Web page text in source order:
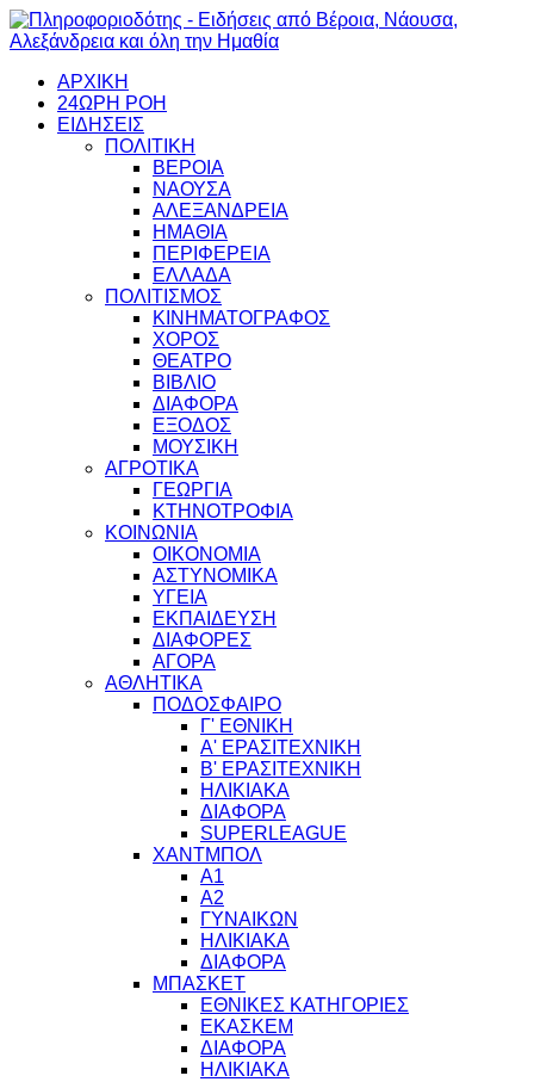
ΑΡΧΙΚΗ
24ΩΡΗ ΡΟΗ
ΕΙΔΗΣΕΙΣ
ΠΟΛΙΤΙΚΗ
ΒΕΡΟΙΑ
ΝΑΟΥΣΑ
ΑΛΕΞΑΝΔΡΕΙΑ
ΗΜΑΘΙΑ
ΠΕΡΙΦΕΡΕΙΑ
ΕΛΛΑΔΑ
ΠΟΛΙΤΙΣΜΟΣ
ΚΙΝΗΜΑΤΟΓΡΑΦΟΣ
ΧΟΡΟΣ
ΘΕΑΤΡΟ
ΒΙΒΛΙΟ
ΔΙΑΦΟΡΑ
ΕΞΟΔΟΣ
ΜΟΥΣΙΚΗ
ΑΓΡΟΤΙΚΑ
ΓΕΩΡΓΙΑ
ΚΤΗΝΟΤΡΟΦΙΑ
ΚΟΙΝΩΝΙΑ
ΟΙΚΟΝΟΜΙΑ
ΑΣΤΥΝΟΜΙΚΑ
ΥΓΕΙΑ
ΕΚΠΑΙΔΕΥΣΗ
ΔΙΑΦΟΡΕΣ
ΑΓΟΡΑ
ΑΘΛΗΤΙΚΑ
ΠΟΔΟΣΦΑΙΡΟ
Γ' ΕΘΝΙΚΗ
Α' ΕΡΑΣΙΤΕΧΝΙΚΗ
Β' ΕΡΑΣΙΤΕΧΝΙΚΗ
ΗΛΙΚΙΑΚΑ
ΔΙΑΦΟΡΑ
SUPERLEAGUE
ΧΑΝΤΜΠΟΛ
Α1
Α2
ΓΥΝΑΙΚΩΝ
ΗΛΙΚΙΑΚΑ
ΔΙΑΦΟΡΑ
ΜΠΑΣΚΕΤ
ΕΘΝΙΚΕΣ ΚΑΤΗΓΟΡΙΕΣ
ΕΚΑΣΚΕΜ
ΔΙΑΦΟΡΑ
ΗΛΙΚΙΑΚΑ